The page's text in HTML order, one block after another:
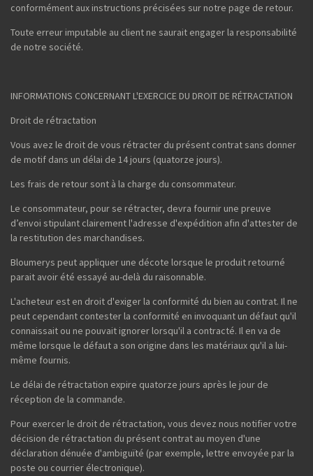
conformément aux instructions précisées sur notre page de retour.
Toute erreur imputable au client ne saurait engager la responsabilité
de notre société.
INFORMATIONS CONCERNANT L'EXERCICE DU DROIT DE RÉTRACTATION
Droit de rétractation
Vous avez le droit de vous rétracter du présent contrat sans donner
de motif dans un délai de 14 jours (quatorze jours).
Les frais de retour sont à la charge du consommateur.
Le consommateur, pour se rétracter, devra fournir une preuve
d’envoi stipulant clairement l'adresse d'expédition afin d'attester de
la restitution des marchandises.
Bloumerys peut appliquer une décote lorsque le produit retourné
parait avoir été essayé au-delà du raisonnable.
L'acheteur est en droit d'exiger la conformité du bien au contrat. Il ne
peut cependant contester la conformité en invoquant un défaut qu'il
connaissait ou ne pouvait ignorer lorsqu'il a contracté. Il en va de
même lorsque le défaut a son origine dans les matériaux qu'il a lui-
même fournis.
Le délai de rétractation expire quatorze jours après le jour de
réception de la commande.
Pour exercer le droit de rétractation, vous devez nous notifier votre
décision de rétractation du présent contrat au moyen d'une
déclaration dénuée d'ambiguïté (par exemple, lettre envoyée par la
poste ou courrier électronique).